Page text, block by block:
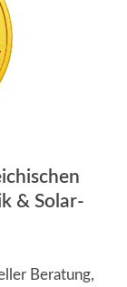
& Solar-
Beratung,